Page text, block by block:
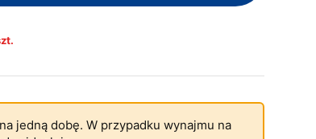
jedną dobę. W przypadku wynajmu na